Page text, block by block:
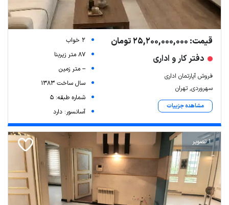
قیمت: 25,200,000,000 تومان
دفتر کار و اداری
فروش آپارتمان اداری
سهروردی, تهران
مشاهده جزییات
2 خواب
87 متر زیربنا
-- متر زمین
سال ساخت 1383
شماره طبقه: 5
آسانسور: دارد
1 تصویر